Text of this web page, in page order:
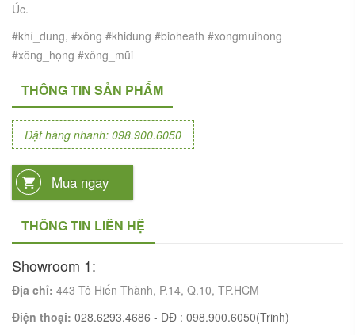
Úc.
#khí_dung, #xông #khidung #bioheath #xongmuihong
#xông_họng #xông_mũi
THÔNG TIN SẢN PHẨM
Đặt hàng nhanh: 098.900.6050
Mua ngay
THÔNG TIN LIÊN HỆ
Showroom 1:
Địa chỉ: 443 Tô Hiến Thành, P.14, Q.10, TP.HCM
Điện thoại: 028.6293.4686 - DĐ : 098.900.6050(Trinh)